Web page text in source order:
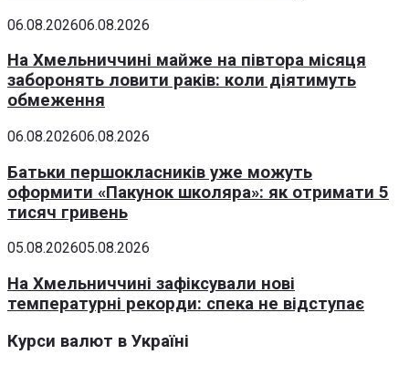
06.08.202606.08.2026
На Хмельниччині майже на півтора місяця
заборонять ловити раків: коли діятимуть
обмеження
06.08.202606.08.2026
Батьки першокласників уже можуть
оформити «Пакунок школяра»: як отримати 5
тисяч гривень
05.08.202605.08.2026
На Хмельниччині зафіксували нові
температурні рекорди: спека не відступає
Курси валют в Україні